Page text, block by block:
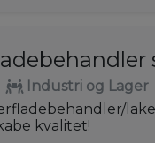
Industri og Lager
kvalitet!